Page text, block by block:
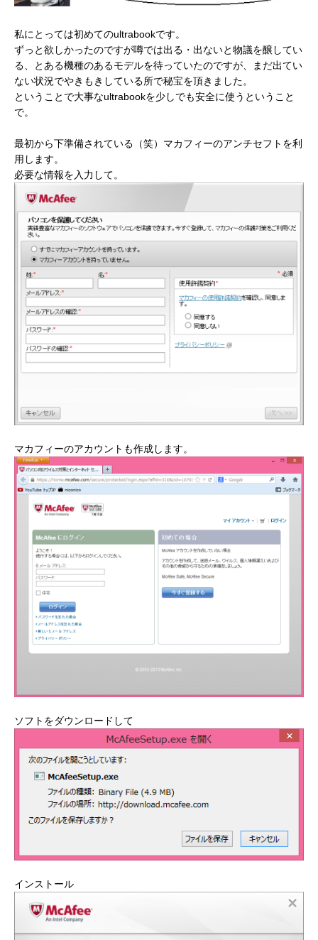
私にとっては初めてのultrabookです。
ずっと欲しかったのですが噂では出る・出ないと物議を醸してい
る、とある機種のあるモデルを待っていたのですが、まだ出てい
ない状況でやきもきしている所で秘宝を頂きました。
ということで大事なultrabookを少しでも安全に使うということ
で。
最初から下準備されている（笑）マカフィーのアンチセフトを利
用します。
必要な情報を入力して。
マカフィーのアカウントも作成します。
ソフトをダウンロードして
インストール